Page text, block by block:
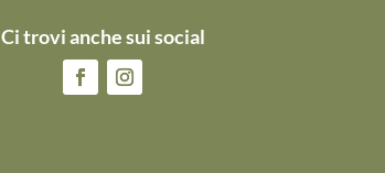
Ci trovi anche sui social